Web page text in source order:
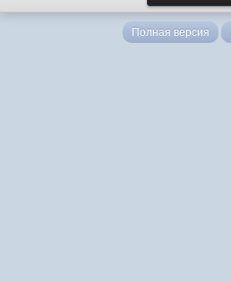
Полная версия